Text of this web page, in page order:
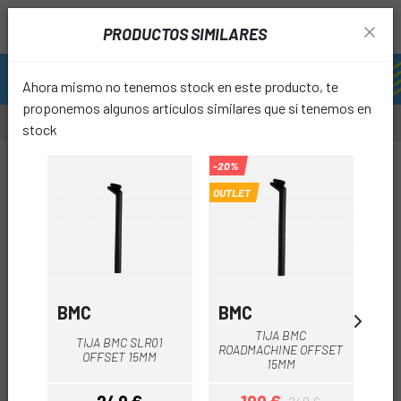
PRODUCTOS SIMILARES
Ahora mismo no tenemos stock en este producto, te
proponemos algunos artículos similares que sí tenemos en
stock
BMC
TIJA BMC SLR01
OFFSET 15MM
-20%
OUTLET
BMC
TIJA BMC
ROADMACHINE OFFSET
15MM